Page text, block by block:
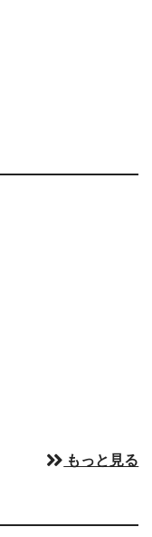
もっと見る